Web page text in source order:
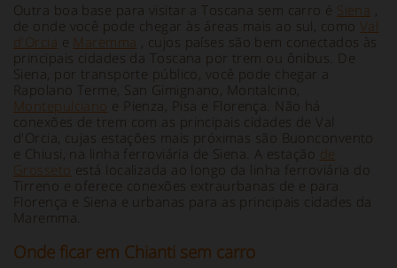
Outra boa base para visitar a Toscana sem carro é Siena ,
de onde você pode chegar às áreas mais ao sul, como Val
d'Orcia e Maremma , cujos países são bem conectados às
principais cidades da Toscana por trem ou ônibus. De
Siena, por transporte público, você pode chegar a
Rapolano Terme, San Gimignano, Montalcino,
Montepulciano e Pienza, Pisa e Florença. Não há
conexões de trem com as principais cidades de Val
d'Orcia, cujas estações mais próximas são Buonconvento
e Chiusi, na linha ferroviária de Siena. A estação de
Grosseto está localizada ao longo da linha ferroviária do
Tirreno e oferece conexões extraurbanas de e para
Florença e Siena e urbanas para as principais cidades da
Maremma.
Onde ficar em Chianti sem carro